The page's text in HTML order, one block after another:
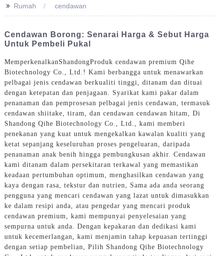
>> Rumah cendawan
Cendawan Borong: Senarai Harga & Sebut Harga
Untuk Pembeli Pukal
Memperkenalkan ShandongProduk cendawan premium Qihe
Biotechnology Co., Ltd.! Kami berbangga untuk menawarkan
pelbagai jenis cendawan berkualiti tinggi, ditanam dan dituai
dengan ketepatan dan penjagaan. Syarikat kami pakar dalam
penanaman dan pemprosesan pelbagai jenis cendawan, termasuk
cendawan shiitake, tiram, dan cendawan cendawan hitam, Di
Shandong Qihe Biotechnology Co., Ltd., kami memberi
penekanan yang kuat untuk mengekalkan kawalan kualiti yang
ketat sepanjang keseluruhan proses pengeluaran, daripada
penanaman anak benih hingga pembungkusan akhir. Cendawan
kami ditanam dalam persekitaran terkawal yang memastikan
keadaan pertumbuhan optimum, menghasilkan cendawan yang
kaya dengan rasa, tekstur dan nutrien, Sama ada anda seorang
pengguna yang mencari cendawan yang lazat untuk dimasukkan
ke dalam resipi anda, atau pengedar yang mencari produk
cendawan premium, kami mempunyai penyelesaian yang
sempurna untuk anda. Dengan kepakaran dan dedikasi kami
untuk kecemerlangan, kami menjamin tahap kepuasan tertinggi
dengan setiap pembelian, Pilih Shandong Qihe Biotechnology